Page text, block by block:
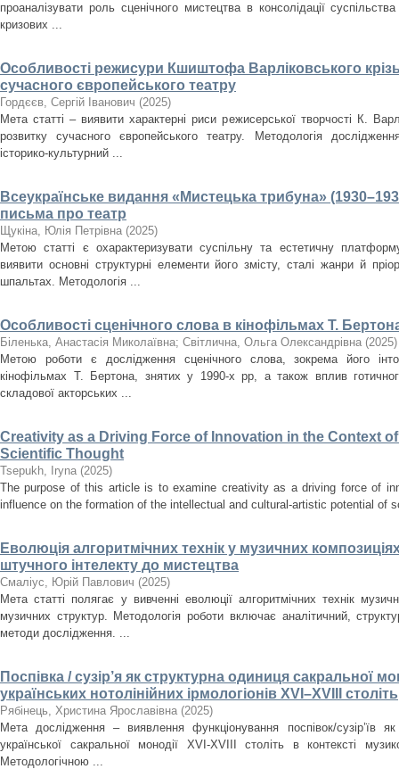
проаналізувати роль сценічного мистецтва в консолідації
кризових ...
Особливості режисури Кшиштофа Варліковського
сучасного європейського театру
Гордєєв, Сергій Іванович (2025)
Мета статті – виявити характерні риси режисерської творчості К.
розвитку сучасного європейського театру. Методологія
історико-культурний ...
Всеукраїнське видання «Мистецька трибуна»
письма про театр
Щукіна, Юлія Петрівна (2025)
Метою статті є охарактеризувати суспільну та естетичну
виявити основні структурні елементи його змісту, сталі жанри й
шпальтах. Методологія ...
Особливості сценічного слова в кінофільмах Т.
Біленька, Анастасія Миколаївна; Світлична, Ольга Олександрівна (2025)
Метою роботи є дослідження сценічного слова, зокрема його
кінофільмах Т. Бертона, знятих у 1990-х рр, а також вплив
складової акторських ...
Creativity as a Driving Force of Innovation in the Context
Scientific Thought
Tsepukh, Iryna (2025)
The purpose of this article is to examine creativity as a driving force of
influence on the formation of the intellectual and cultural-artistic potential of
Еволюція алгоритмічних технік у музичних
штучного інтелекту до мистецтва
Смаліус, Юрій Павлович (2025)
Мета статті полягає у вивченні еволюції алгоритмічних технік
музичних структур. Методологія роботи включає аналітичний,
методи дослідження. ...
Поспівка / сузір’я як структурна одиниця сакральної
українських нотолінійних ірмологіонів XVI–XVIII століть
Рябінець, Христина Ярославівна (2025)
Мета дослідження – виявлення функціонування поспівок/сузір’їв
української сакральної монодії XVI-XVIII cтоліть в контексті
Методологічною ...